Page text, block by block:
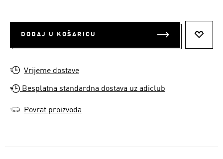
DODAJ U KOŠARICU
Vrijeme dostave
Besplatna standardna dostava uz adiclub
Povrat proizvoda